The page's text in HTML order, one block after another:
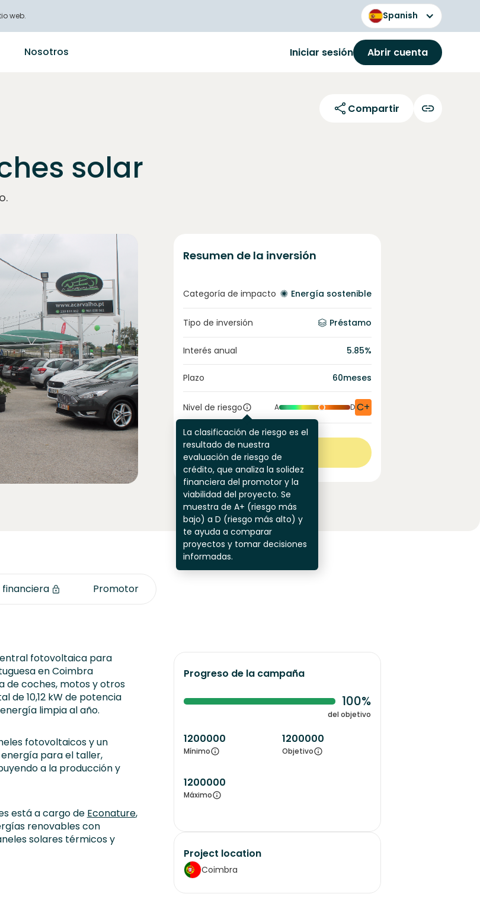
web. Spanish
Nosotros Iniciar sesión Abrir cuenta
Compartir
solar
Resumen de la inversión
Categoría de impacto Energía sostenible
Tipo de inversión Préstamo
Interés anual 5.85%
Plazo 60meses
Nivel de riesgo
La clasificación de riesgo es el
resultado de nuestra
evaluación de riesgo de
crédito, que analiza la solidez
financiera del promotor y la
viabilidad del proyecto. Se
muestra de A+ (riesgo más
bajo) a D (riesgo más alto) y
te ayuda a comparar
proyectos y tomar decisiones
informadas.
A DC+
Ver más
financiera Promotor
fotovoltaica para
en Coimbra
de coches, motos y otros
de 10,12 kW de potencia
limpia al año.
fotovoltaicos y un
energía para el taller,
a la producción y
está a cargo de Econature,
renovables con
solares térmicos y
Progreso de la campaña
100%
del objetivo
1200000
Mínimo
1200000
Objetivo
1200000
Máximo
Project location
Coimbra